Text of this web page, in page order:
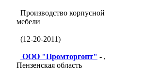
Производство корпусной
мебели
(12-20-2011)
ООО "Промторгопт" - ,
Пензенская область